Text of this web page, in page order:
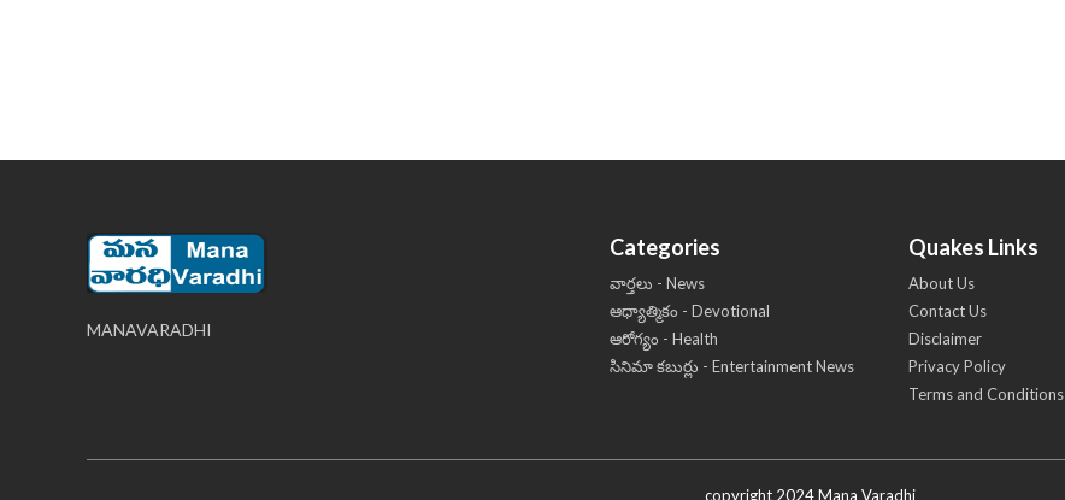
MANAVARADHI
Categories
వార్తలు - News
ఆధ్యాత్మికం - Devotional
ఆరోగ్యం - Health
సినిమా కబుర్లు - Entertainment News
Quakes Links
About Us
Contact Us
Disclaimer
Privacy Policy
Terms and Conditions
copyright 2024 Mana Varadhi